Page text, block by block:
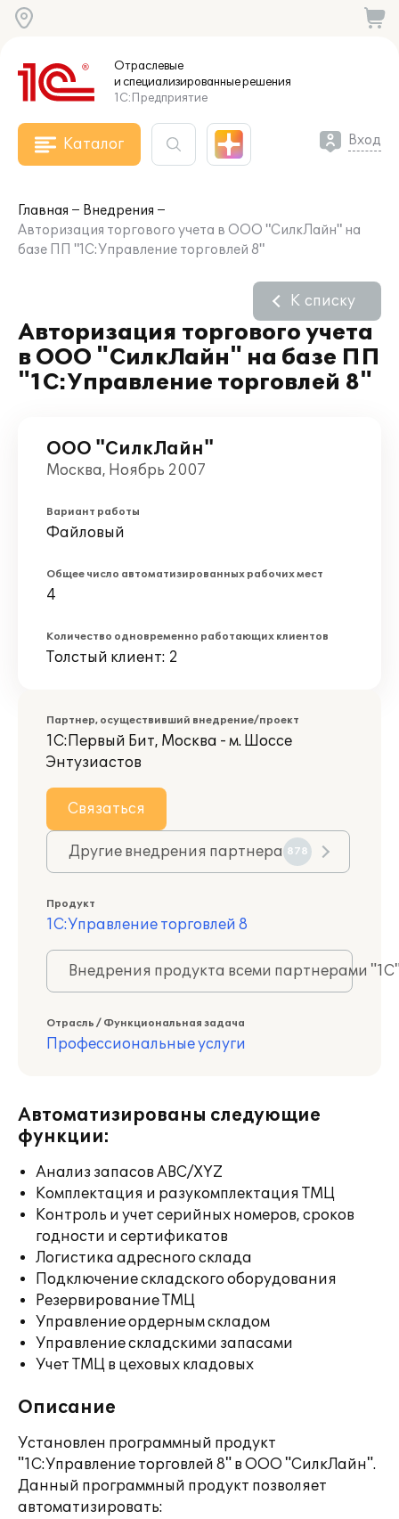
Отраслевые
и специализированныерешения
1С:Предприятие
Каталог Вход
Главная
Внедрения
Авторизация торгового учета в ООО "СилкЛайн" на
базе ПП "1С:Управление торговлей 8"
Авторизация торгового учета
в ООО "СилкЛайн" на базе ПП
"1С:Управление торговлей 8"
К списку
ООО "СилкЛайн"
Москва, Ноябрь 2007
Вариант работы
Файловый
Общее число автоматизированных рабочих мест
4
Количество одновременно работающих клиентов
Толстый клиент: 2
Партнер, осуществивший внедрение/проект
1С:Первый Бит, Москва - м. Шоссе
Энтузиастов
Связаться
Другие внедрения партнера 878
Продукт
1С:Управление торговлей 8
Внедрения продукта всеми партнерами
Отрасль / Функциональная задача
Профессиональные услуги
Автоматизированы следующие
функции:
Анализ запасов ABC/XYZ
Комплектация и разукомплектация ТМЦ
Контроль и учет серийных номеров, сроков
годности и сертификатов
Логистика адресного склада
Подключение складского оборудования
Резервирование ТМЦ
Управление ордерным складом
Управление складскими запасами
Учет ТМЦ в цеховых кладовых
Описание
Установлен программный продукт
"1С:Управление торговлей 8" в ООО "СилкЛайн".
Данный программный продукт позволяет
автоматизировать: